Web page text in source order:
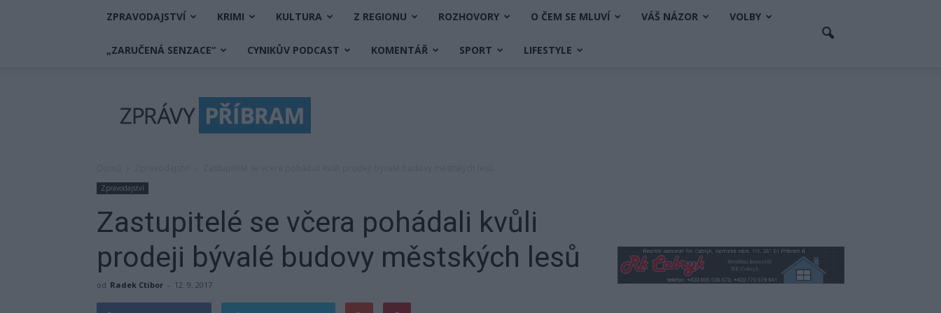
ZPRAVODAJSTVÍ KRIMI KULTURA Z REGIONU ROZHOVORY O ČEM SE MLUVÍ VÁŠ NÁZOR VOLBY
„ZARUČENÁ SENZACE“ CYNIKŮV PODCAST KOMENTÁŘ SPORT LIFESTYLE
Příbram
Zpravodajství
Zastupitelé se včera pohádali kvůli
prodeji bývalé budovy městských lesů
od Radek Ctibor - 12. 9. 2017